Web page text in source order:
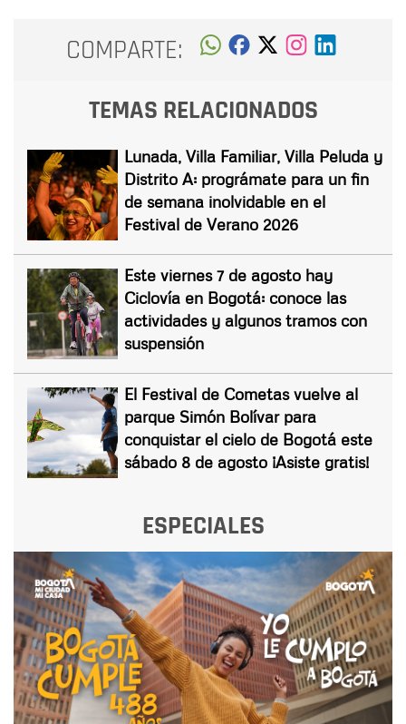
COMPARTE:
TEMAS RELACIONADOS
Lunada, Villa Familiar, Villa Peluda y
Distrito A: prográmate para un fin
de semana inolvidable en el
Festival de Verano 2026
Este viernes 7 de agosto hay
Ciclovía en Bogotá: conoce las
actividades y algunos tramos con
suspensión
El Festival de Cometas vuelve al
parque Simón Bolívar para
conquistar el cielo de Bogotá este
sábado 8 de agosto ¡Asiste gratis!
ESPECIALES